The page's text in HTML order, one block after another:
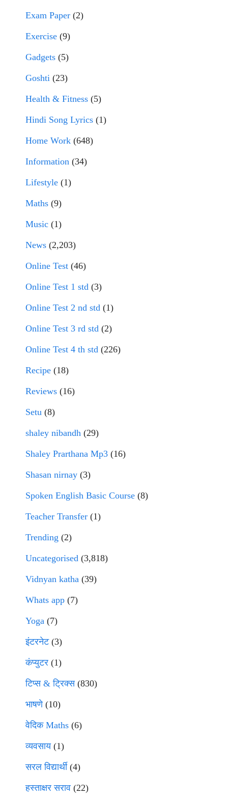
Exam Paper (2)
Exercise (9)
Gadgets (5)
Goshti (23)
Health & Fitness (5)
Hindi Song Lyrics (1)
Home Work (648)
Information (34)
Lifestyle (1)
Maths (9)
Music (1)
News (2,203)
Online Test (46)
Online Test 1 std (3)
Online Test 2 nd std (1)
Online Test 3 rd std (2)
Online Test 4 th std (226)
Recipe (18)
Reviews (16)
Setu (8)
shaley nibandh (29)
Shaley Prarthana Mp3 (16)
Shasan nirnay (3)
Spoken English Basic Course (8)
Teacher Transfer (1)
Trending (2)
Uncategorised (3,818)
Vidnyan katha (39)
Whats app (7)
Yoga (7)
इंटरनेट(3)
कंप्युटर (1)
टिप्स & ट्रिक्स(830)
भाषणे(10)
वेदिक Maths (6)
व्यवसाय(1)
सरल विद्यार्थी(4)
हस्ताक्षर सराव (22)